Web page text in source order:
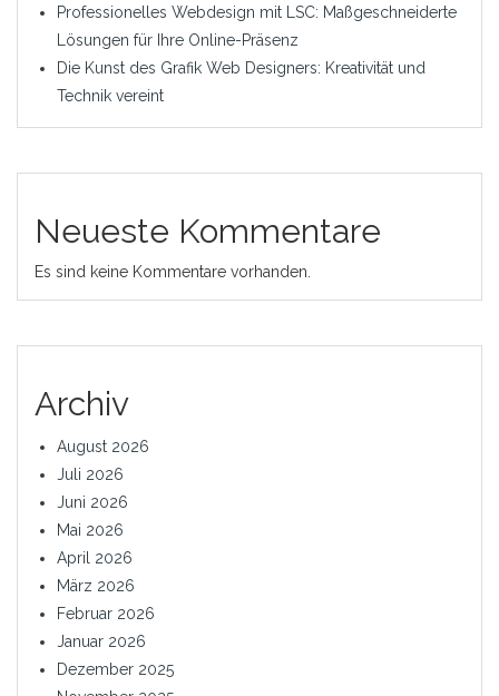
Professionelles Webdesign mit LSC: Maßgeschneiderte
Lösungen für Ihre Online-Präsenz
Die Kunst des Grafik Web Designers: Kreativität und
Technik vereint
Neueste Kommentare
Es sind keine Kommentare vorhanden.
Archiv
August 2026
Juli 2026
Juni 2026
Mai 2026
April 2026
März 2026
Februar 2026
Januar 2026
Dezember 2025